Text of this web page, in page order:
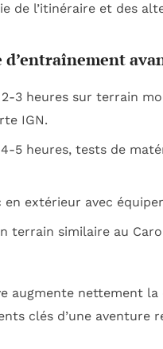
de l’itinéraire et des
d’entraînement
3 heures sur terrain
IGN.
5 heures, tests de
en extérieur avec
terrain similaire au
augmente nettement la
clés d’une aventure